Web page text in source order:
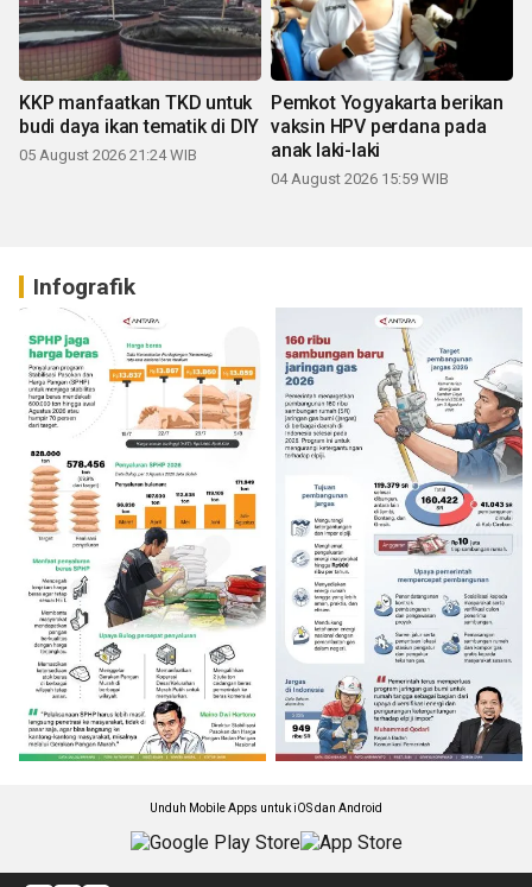
KKP manfaatkan TKD untuk
budi daya ikan tematik di DIY
05 August 2026 21:24 WIB
Pemkot Yogyakarta berikan
vaksin HPV perdana pada
anak laki-laki
04 August 2026 15:59 WIB
Infografik
Unduh Mobile Apps untuk iOS dan Android